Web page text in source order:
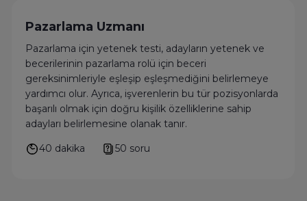
Pazarlama Uzmanı
Pazarlama için yetenek testi, adayların yetenek ve
becerilerinin pazarlama rolü için beceri
gereksinimleriyle eşleşip eşleşmediğini belirlemeye
yardımcı olur. Ayrıca, işverenlerin bu tür pozisyonlarda
başarılı olmak için doğru kişilik özelliklerine sahip
adayları belirlemesine olanak tanır.
40 dakika
50 soru